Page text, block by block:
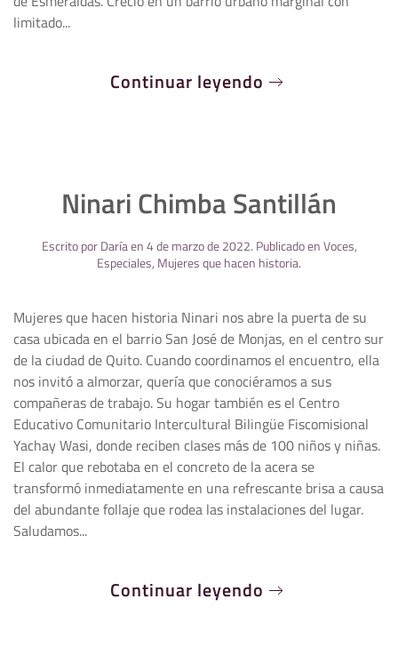
limitado...
Continuar leyendo
Ninari Chimba Santillán
Escrito porDaríaen4 de marzo de 2022. Publicado enVoces,
Especiales, Mujeres que hacen historia.
Mujeres que hacen historia Ninari nos abre la puerta de su
casa ubicada en el barrio San José de Monjas, en el centro sur
de la ciudad de Quito. Cuando coordinamos el encuentro, ella
nos invitó a almorzar, quería que conociéramos a sus
compañeras de trabajo. Su hogar también es el Centro
Educativo Comunitario Intercultural Bilingüe Fiscomisional
Yachay Wasi, donde reciben clases más de 100 niños y niñas.
El calor que rebotaba en el concreto de la acera se
transformó inmediatamente en una refrescante brisa a causa
del abundante follaje que rodea las instalaciones del lugar.
Saludamos...
Continuar leyendo